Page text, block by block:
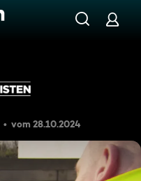
vom 28.10.2024